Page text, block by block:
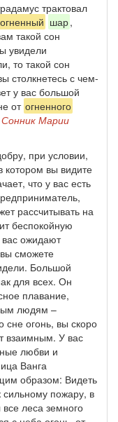
трактовал
огненный шар,
такой сон
увидели
то такой сон
столкнетесь с чем-
у вас большой
от огненного
Сонник Марии
при условии,
котором вы видите
что у вас есть
рассчитывать на
беспокойную
вас ожидают
сможете
Большой
для всех. Он
плавание,
людям –
сне огонь, вы скоро
взаимным. У вас
любви и
Ванга
образом: Видеть
сильному пожару, в
все леса земного